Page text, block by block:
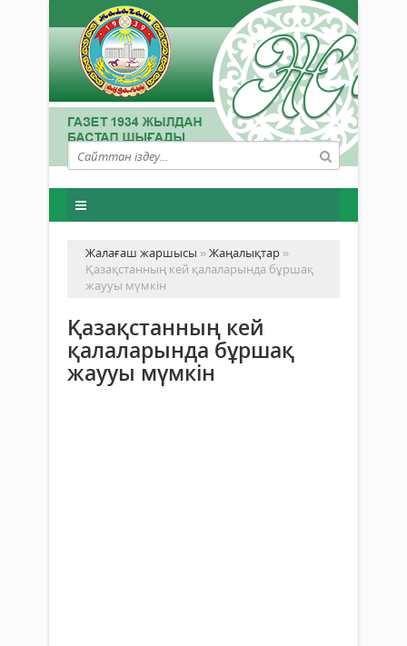
Жалағаш жаршысы »Жаңалықтар »
Қазақстанның кей қалаларында бұршақ
жаууы мүмкін
Қазақстанның кей
қалаларында бұршақ
жаууы мүмкін